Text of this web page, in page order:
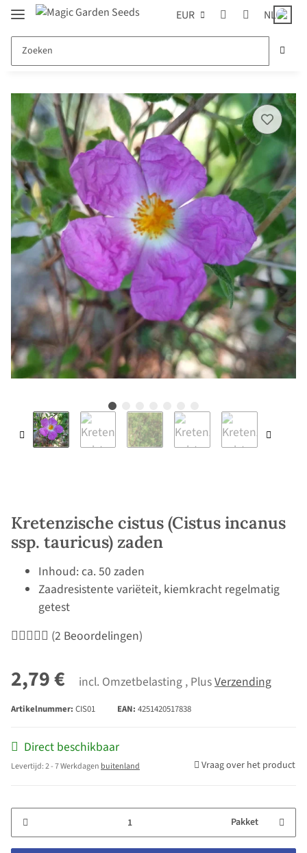
EUR NL
Kretenzische cistus (Cistus incanus
ssp. tauricus) zaden
Inhoud: ca. 50 zaden
Zaadresistente variëteit, kiemkracht regelmatig
getest
(2 Beoordelingen)
2,79 € incl. Omzetbelasting , PlusVerzending
Artikelnummer: CIS01 EAN: 4251420517838
Direct beschikbaar
Levertijd:2 - 7 Werkdagen buitenland Vraag over het product
Pakket